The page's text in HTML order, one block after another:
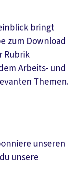
bringt
zum Download
Rubrik
Arbeits- und
Themen.
unseren
unsere